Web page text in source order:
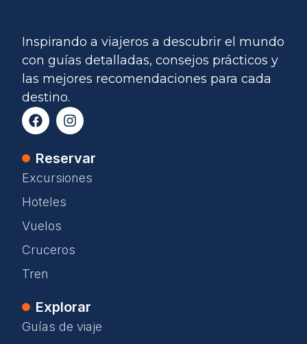
Inspirando a viajeros a descubrir el mundo
con guías detalladas, consejos prácticos y
las mejores recomendaciones para cada
destino.
Reservar
Excursiones
Hoteles
Vuelos
Cruceros
Tren
Explorar
Guías de viaje